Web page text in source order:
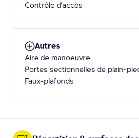
Contrôle d'accès
Autres
Aire de manoeuvre
Portes sectionnelles de plain-
Faux-plafonds